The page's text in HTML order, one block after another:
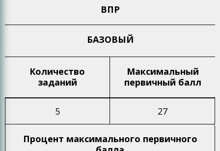
ВПР
БАЗОВЫЙ
Количество
заданий
Максимальный
первичный балл
5 27
Процент максимального первичного